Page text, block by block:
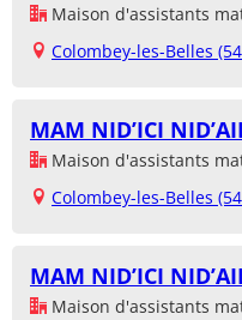
Maison d'assistants
Colombey-les-Belles
MAM NID’ICI
Maison d'assistants
Colombey-les-Belles
MAM NID’ICI
Maison d'assistants